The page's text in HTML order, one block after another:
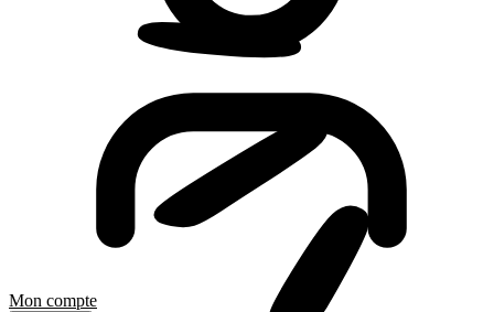
Mon compte